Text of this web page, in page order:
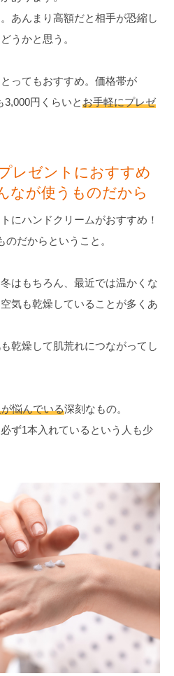
あんまり高額だと相手が恐縮し
うかと思う。
ってもおすすめ。価格帯が
円くらいとお手軽にプレゼ
レゼントにおすすめ
が使うものだから
にハンドクリームがおすすめ！
のだからということ。
はもちろん、最近では温かくな
気も乾燥していることが多くあ
乾燥して肌荒れにつながってし
悩んでいる深刻なもの。
ず1本入れているという人も少